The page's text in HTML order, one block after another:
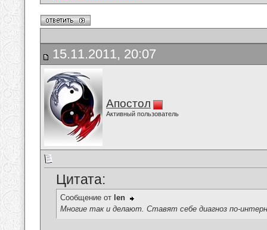
15.11.2011, 20:07
Апостол
Активный пользователь
Цитата:
Сообщение от len
Многие так и делают. Ставят себе диагноз по-